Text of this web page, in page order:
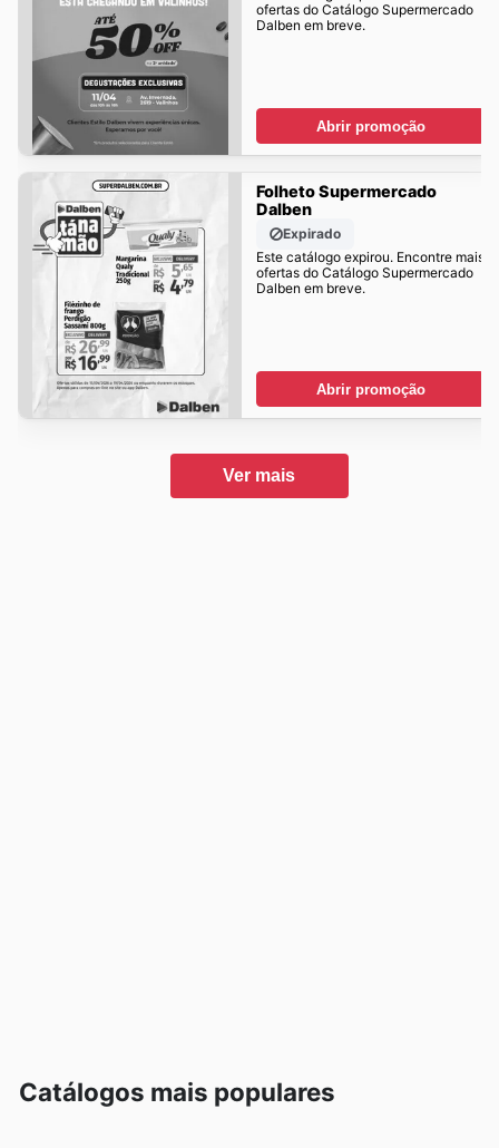
ofertas do Catálogo Supermercado
Dalben em breve.
Abrir promoção
Folheto Supermercado
Dalben
Expirado
Este catálogo expirou. Encontre mais
ofertas do Catálogo Supermercado
Dalben em breve.
Abrir promoção
Ver mais
Catálogos mais populares